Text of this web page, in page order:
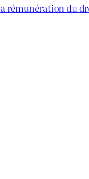
rémunération du